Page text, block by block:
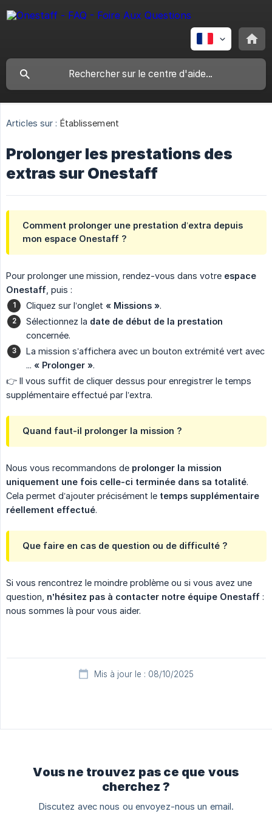
Articles sur : Établissement
Prolonger les prestations des
extras sur Onestaff
Comment prolonger une prestation d’extra depuis
mon espace Onestaff ?
Pour prolonger une mission, rendez-vous dans votre espace
Onestaff , puis :
Cliquez sur l’onglet « Missions ».
Sélectionnez la date de début de la prestation
concernée.
La mission s’affichera avec un bouton extrémité vert avec
... « Prolonger ».
👉 Il vous suffit de cliquer dessus pour enregistrer le temps
supplémentaire effectué par l’extra.
Quand faut-il prolonger la mission ?
Nous vous recommandons de prolonger la mission
uniquement une fois celle-ci terminée dans sa totalité.
Cela permet d’ajouter précisément le temps supplémentaire
réellement effectué.
Que faire en cas de question ou de difficulté ?
Si vous rencontrez le moindre problème ou si vous avez une
question, n’hésitez pas à contacter notre équipe Onestaff :
nous sommes là pour vous aider.
Mis à jour le : 08/10/2025
Vous ne trouvez pas ce que vous
cherchez ?
Discutez avec nous ou envoyez-nous un email.